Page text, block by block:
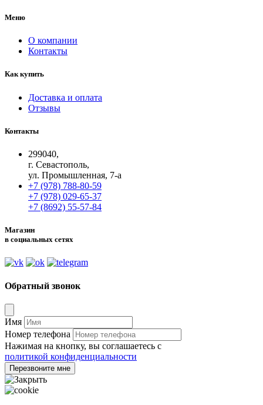
Меню
О компании
Контакты
Как купить
Доставка и оплата
Отзывы
Контакты
299040,
г. Севастополь,
ул. Промышленная, 7-а
+7 (978) 788-80-59
+7 (978) 029-65-37
+7 (8692) 55-57-84
Магазин
в социальных сетях
Обратный звонок
Имя
Номер телефона
Нажимая на кнопку, вы соглашаетесь с
политикой конфиденциальности
Перезвоните мне